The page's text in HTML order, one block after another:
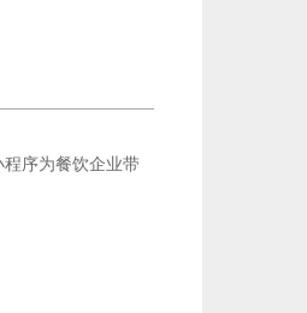
序为餐饮企业带